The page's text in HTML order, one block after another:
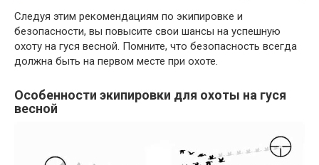
Следуя этим рекомендациям по экипировке и
безопасности, вы повысите свои шансы на успешную
охоту на гуся весной. Помните, что безопасность всегда
должна быть на первом месте при охоте.
Особенности экипировки для охоты на гуся
весной